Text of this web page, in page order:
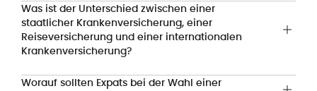
Was ist der Unterschied zwischen einer
staatlicher Krankenversicherung, einer
Reiseversicherung und einer internationalen
Krankenversicherung?
Worauf sollten Expats bei der Wahl einer